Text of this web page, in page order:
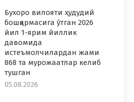
Бухоро вилояти ҳудудий
бошқармасига ўтган 2026
йил 1-ярим йиллик
давомида
истеъмолчилардан жами
868 та мурожаатлар келиб
тушган
05.08.2026